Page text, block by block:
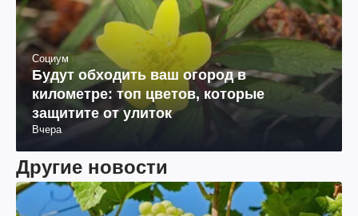
Социум
Будут обходить ваш огород в
километре: топ цветов, которые
защитите от улиток
Вчера
Другие новости